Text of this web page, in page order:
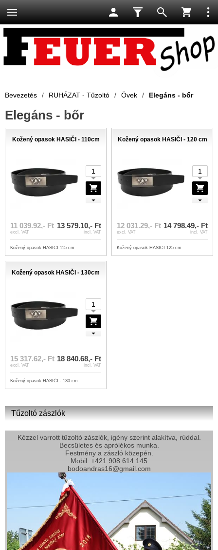
Tűzoltó zászlók
Kézzel varrott tűzoltó zászlók, igény szerint alakítva, rúddal.
Becsületes és aprólékos munka.
Festmény a zászló közepén.
Mobil: +421 908 614 145
bodoandras16@gmail.com
Bevezetés / RUHÁZAT - Tűzoltó / Övek / Elegáns - bőr
Elegáns - bőr
Kožený opasok HASIČI - 110cm
11 039.92,- Ft
excl. VAT
13 579.10,- Ft
incl. VAT
Kožený opasok HASIČI 115 cm
Kožený opasok HASIČI - 120 cm
12 031.29,- Ft
excl. VAT
14 798.49,- Ft
incl. VAT
Kožený opasok HASIČI 125 cm
Kožený opasok HASIČI - 130cm
15 317.62,- Ft
excl. VAT
18 840.68,- Ft
incl. VAT
Kožený opasok HASIČI - 130 cm